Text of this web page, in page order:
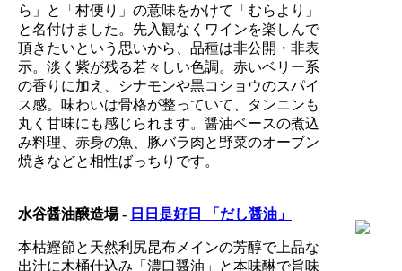
ら」と「村便り」の意味をかけて「むらより」
と名付けました。先入観なくワインを楽しんで
頂きたいという思いから、品種は非公開・非表
示。淡く紫が残る若々しい色調。赤いベリー系
の香りに加え、シナモンや黒コショウのスパイ
ス感。味わいは骨格が整っていて、タンニンも
丸く甘味にも感じられます。醤油ベースの煮込
み料理、赤身の魚、豚バラ肉と野菜のオーブン
焼きなどと相性ばっちりです。
水谷醤油醸造場 - 日日是好日 「だし醤油」
本枯鰹節と天然利尻昆布メインの芳醇で上品な
出汁に木桶仕込み「濃口醤油」と本味醂で旨味